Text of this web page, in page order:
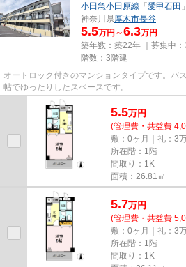
小田急小田原線 「愛甲石田
神奈川県厚木市長谷
5.5万円～6.3万円
築年数：築22年 ｜募集中：
階数：3階建
オートロック付きのマンションタイプです。バ
帖でゆったりしたスペースです。
5.5万円
(管理費・共益費
敷：0ヶ月｜礼：3
所在階：1階
間取り：1K
面積：26.81㎡
5.7万円
(管理費・共益費
敷：0ヶ月｜礼：3
所在階：1階
間取り：1K